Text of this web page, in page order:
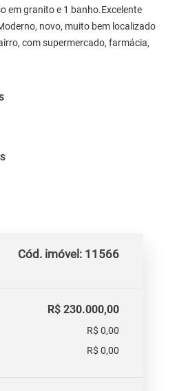
em granito e 1 banho.Excelente
novo, muito bem localizado
com supermercado, farmácia,
Cód. imóvel: 11566
R$ 230.000,00
R$ 0,00
R$ 0,00